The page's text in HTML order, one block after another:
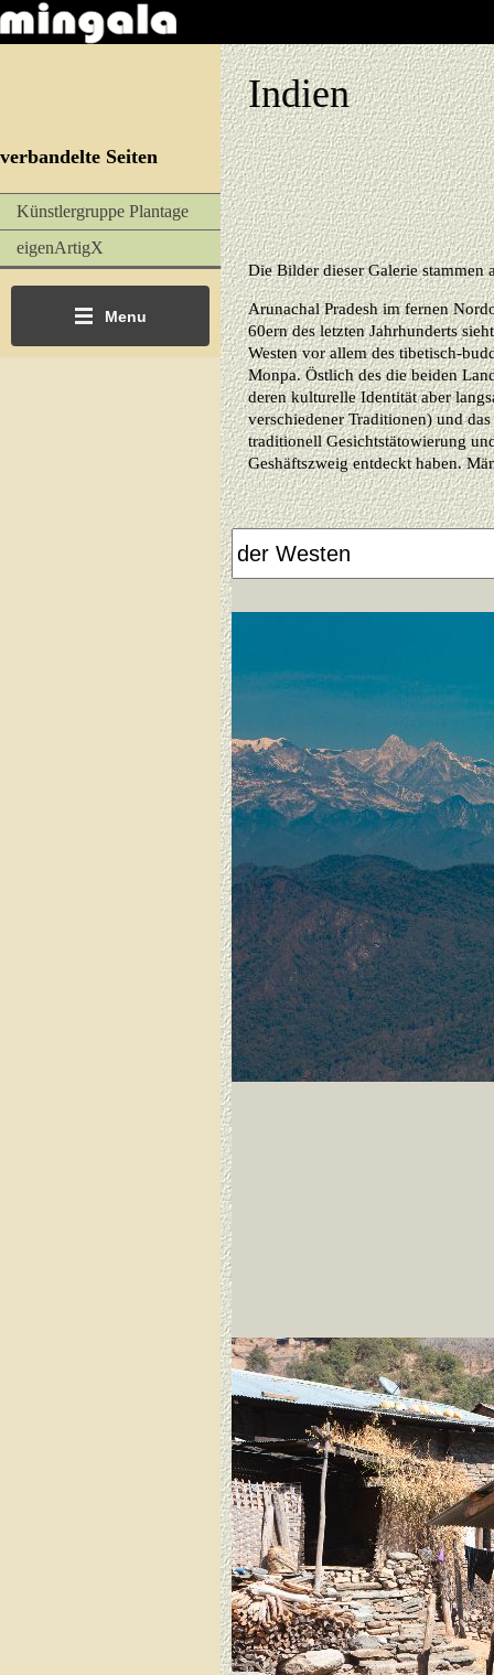
verbandelte Seiten
Künstlergruppe Plantage
eigenArtigX
Menu
Indien
Die Bilder dieser Galerie
Arunachal Pradesh im fernen
60ern des letzten Jahrhunderts
Westen vor allem des tibetisch-
Monpa. Östlich des die beiden
deren kulturelle Identität aber
verschiedener Traditionen) und
traditionell Gesichtstätowierung
Geshäftszweig entdeckt haben.